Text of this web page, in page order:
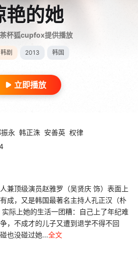
艳的她
杯狐cupfox提供播放
剧 2013 韩国
立即播放
永 韩正洙 安善英 权律
顶级演员赵雅罗（吴贤庆 饰）表面上
成，又是韩国最著名主持人孔正汉（朴
际上她的生活一团糟：自己上了年纪难
，不成才的儿子又遭到退学不得不回
也没碰过她...全文